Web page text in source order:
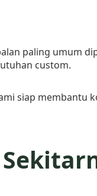
paling umum
custom.
siap membantu